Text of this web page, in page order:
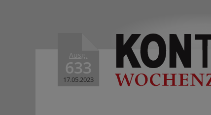
Ausg.
633
17.05.2023